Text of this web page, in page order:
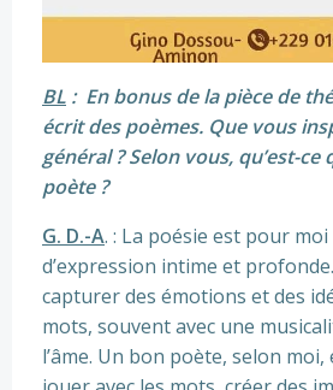
BL : En bonus de la pièce de
écrit des poèmes. Que vous
général ? Selon vous, qu’est-
poète ?
G. D.-A. : La poésie est pour
d’expression intime et
capturer des émotions et des
mots, souvent avec une
l’âme. Un bon poète, selon